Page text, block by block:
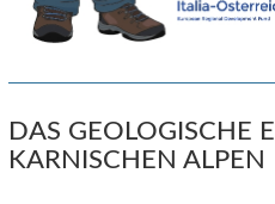
DAS GEOLOGISCHE
KARNISCHEN ALPEN